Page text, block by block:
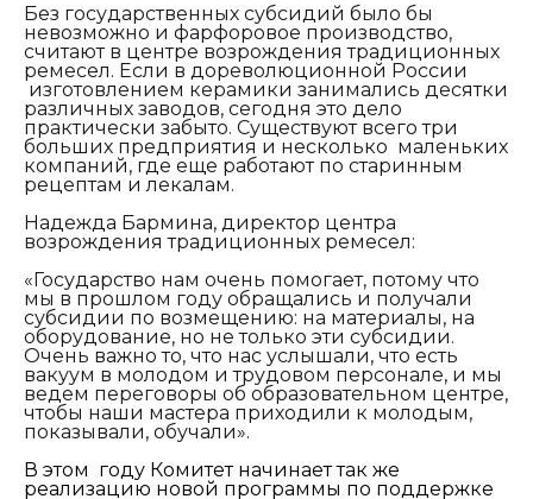
Без государственных субсидий было бы
невозможно и фарфоровое производство,
считают в центре возрождения традиционных
ремесел. Если в дореволюционной России
изготовлением керамики занимались десятки
различных заводов, сегодня это дело
практически забыто. Существуют всего три
больших предприятия и несколько маленьких
компаний, где еще работают по старинным
рецептам и лекалам.
Надежда Бармина, директор центра
возрождения традиционных ремесел:
«Государство нам очень помогает, потому что
мы в прошлом году обращались и получали
субсидии по возмещению: на материалы, на
оборудование, но не только эти субсидии.
Очень важно то, что нас услышали, что есть
вакуум в молодом и трудовом персонале, и мы
ведем переговоры об образовательном центре,
чтобы наши мастера приходили к молодым,
показывали, обучали».
В этом году Комитет начинает так же
реализацию новой программы по поддержке